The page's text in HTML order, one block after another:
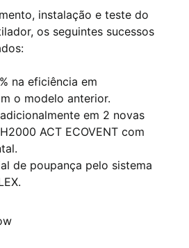
instalação e teste do
os seguintes sucessos
na eficiência em
o modelo anterior.
em 2 novas
ACT ECOVENT com
de poupança pelo sistema